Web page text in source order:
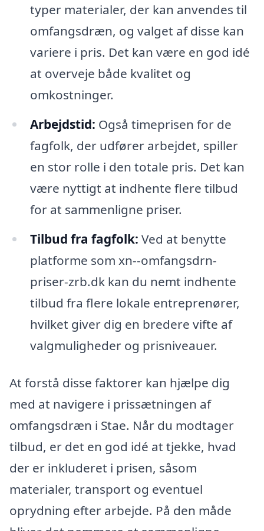
typer materialer, der kan anvendes til
omfangsdræn, og valget af disse kan
variere i pris. Det kan være en god idé
at overveje både kvalitet og
omkostninger.
Arbejdstid: Også timeprisen for de
fagfolk, der udfører arbejdet, spiller
en stor rolle i den totale pris. Det kan
være nyttigt at indhente flere tilbud
for at sammenligne priser.
Tilbud fra fagfolk: Ved at benytte
platforme som xn--omfangsdrn-
priser-zrb.dk kan du nemt indhente
tilbud fra flere lokale entreprenører,
hvilket giver dig en bredere vifte af
valgmuligheder og prisniveauer.
At forstå disse faktorer kan hjælpe dig
med at navigere i prissætningen af
omfangsdræn i Stae. Når du modtager
tilbud, er det en god idé at tjekke, hvad
der er inkluderet i prisen, såsom
materialer, transport og eventuel
oprydning efter arbejde. På den måde